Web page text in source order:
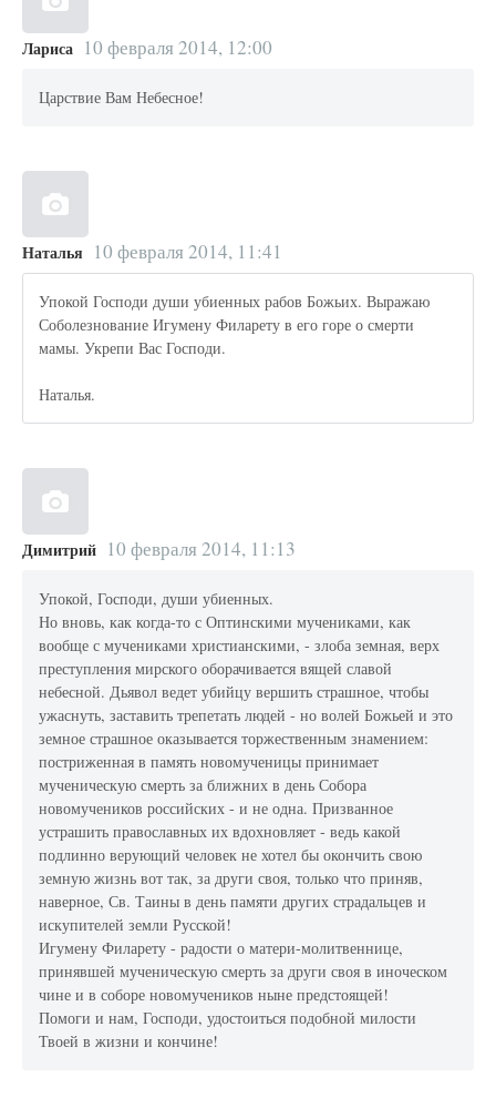
Лариса 10 февраля 2014, 12:00
Царствие Вам Небесное!
Наталья 10 февраля 2014, 11:41
Упокой Господи души убиенных рабов Божьих. Выражаю
Соболезнование Игумену Филарету в его горе о смерти
мамы. Укрепи Вас Господи.
Наталья.
Димитрий 10 февраля 2014, 11:13
Упокой, Господи, души убиенных.
Но вновь, как когда-то с Оптинскими мучениками, как
вообще с мучениками христианскими, - злоба земная, верх
преступления мирского оборачивается вящей славой
небесной. Дьявол ведет убийцу вершить страшное, чтобы
ужаснуть, заставить трепетать людей - но волей Божьей и это
земное страшное оказывается торжественным знамением:
постриженная в память новомученицы принимает
мученическую смерть за ближних в день Собора
новомучеников российских - и не одна. Призванное
устрашить православных их вдохновляет - ведь какой
подлинно верующий человек не хотел бы окончить свою
земную жизнь вот так, за други своя, только что приняв,
наверное, Св. Таины в день памяти других страдальцев и
искупителей земли Русской!
Игумену Филарету - радости о матери-молитвеннице,
принявшей мученическую смерть за други своя в иноческом
чине и в соборе новомучеников ныне предстоящей!
Помоги и нам, Господи, удостоиться подобной милости
Твоей в жизни и кончине!